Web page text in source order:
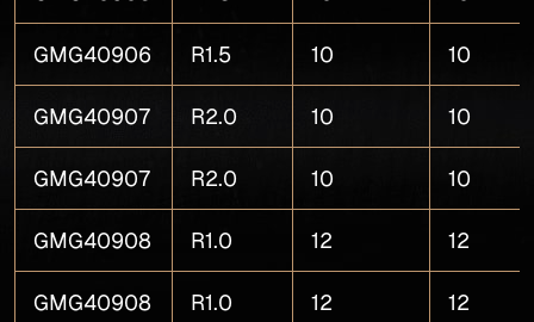
GMG40906 R1.5 10 10
GMG40907 R2.0 10 10
GMG40907 R2.0 10 10
GMG40908 R1.0 12 12
GMG40908 R1.0 12 12